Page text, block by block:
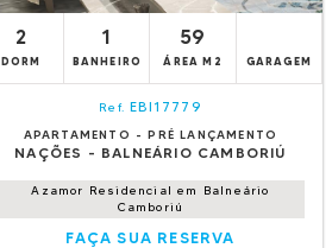
2
DORM
1
BANHEIRO
59
ÁREA M2 GARAGEM
Ref. EBI17779
APARTAMENTO - PRÉ LANÇAMENTO
NAÇÕES - BALNEÁRIO CAMBORIÚ
Azamor Residencial em Balneário
Camboriú
FAÇA SUA RESERVA